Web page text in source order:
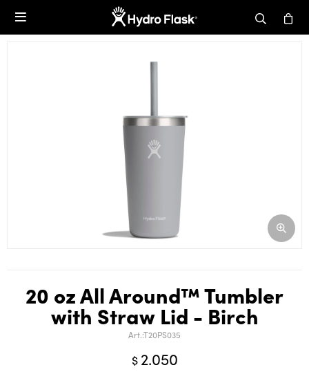

20 oz All Around™ Tumbler
with Straw Lid - Birch
T20PS035
$ 2.050